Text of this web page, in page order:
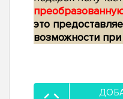
это
возможности